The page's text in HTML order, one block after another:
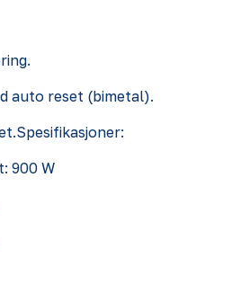
auto reset (bimetal).
900 W